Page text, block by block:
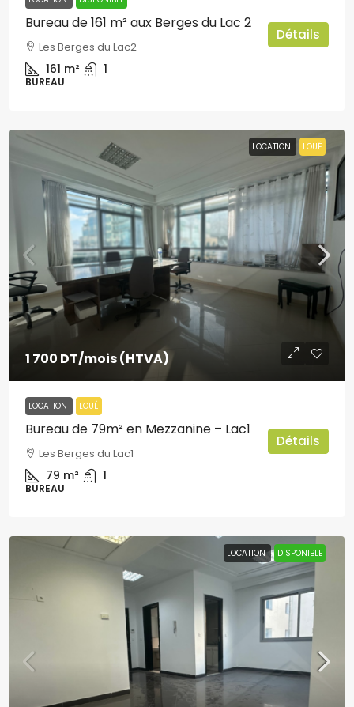
Bureau de 161 m² aux Berges du Lac 2
Les Berges du Lac2
161 m² 1
BUREAU
Détails
LOCATION LOUÉ
1 700 DT/mois (HTVA)
LOCATION LOUÉ
Bureau de 79m² en Mezzanine – Lac1
Les Berges du Lac1
79 m² 1
BUREAU
Détails
LOCATION DISPONIBLE